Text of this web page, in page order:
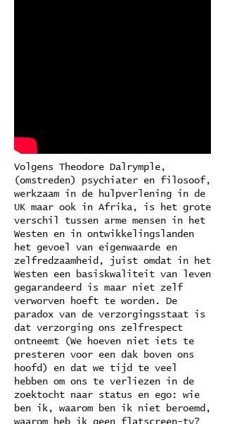
Volgens Theodore Dalrymple,
(omstreden) psychiater en filosoof,
werkzaam in de hulpverlening in de
UK maar ook in Afrika, is het grote
verschil tussen arme mensen in het
Westen en in ontwikkelingslanden
het gevoel van eigenwaarde en
zelfredzaamheid, juist omdat in het
Westen een basiskwaliteit van leven
gegarandeerd is maar niet zelf
verworven hoeft te worden. De
paradox van de verzorgingsstaat is
dat verzorging ons zelfrespect
ontneemt (We hoeven niet iets te
presteren voor een dak boven ons
hoofd) en dat we tijd te veel
hebben om ons te verliezen in de
zoektocht naar status en ego: wie
ben ik, waarom ben ik niet beroemd,
waarom heb ik geen flatscreen-tv?